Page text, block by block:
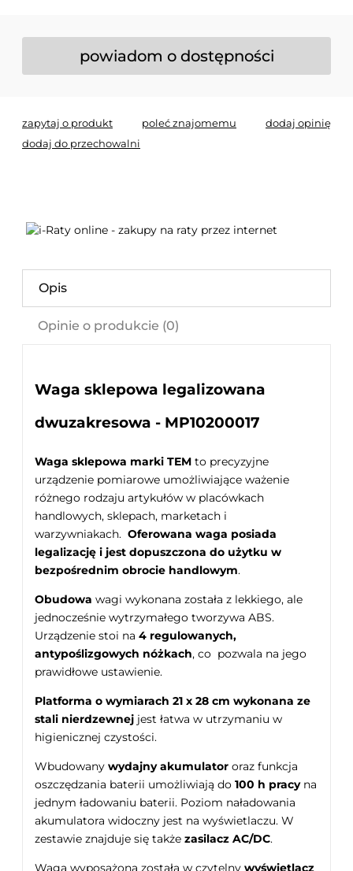
powiadom o dostępności
zapytaj o produkt poleć znajomemu
dodaj opinię
dodaj do przechowalni
Opis
Opinie o produkcie (0)
Waga sklepowa legalizowana
dwuzakresowa - MP10200017
Waga sklepowa marki TEM to precyzyjne
urządzenie pomiarowe umożliwiające ważenie
różnego rodzaju artykułów w placówkach
handlowych, sklepach, marketach i
warzywniakach. Oferowana waga posiada
legalizację i jest dopuszczona do użytku w
bezpośrednim obrocie handlowym.
Obudowa wagi wykonana została z lekkiego, ale
jednocześnie wytrzymałego tworzywa ABS.
Urządzenie stoi na 4 regulowanych,
antypoślizgowych nóżkach, co pozwala na jego
prawidłowe ustawienie.
Platforma o wymiarach 21 x 28 cm wykonana ze
stali nierdzewnej jest łatwa w utrzymaniu w
higienicznej czystości.
Wbudowany wydajny akumulator oraz funkcja
oszczędzania baterii umożliwiają do 100 h pracyna
jednym ładowaniu baterii. Poziom naładowania
akumulatora widoczny jest na wyświetlaczu. W
zestawie znajduje się także zasilacz AC/DC.
Waga wyposażona została w czytelny wyświetlacz